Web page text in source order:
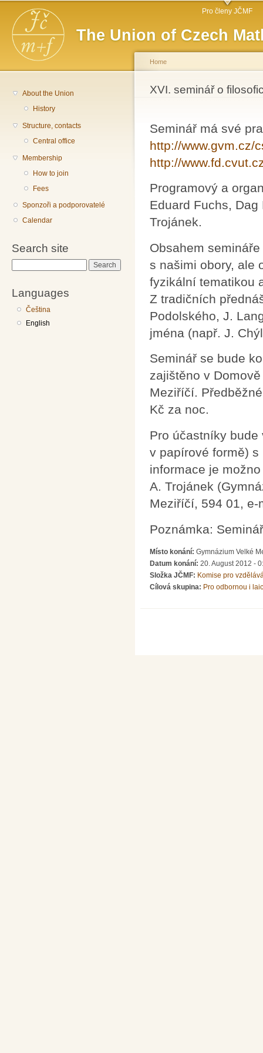
The Union of Czech
Main menu Pro členy JČMF
About the Union
History
Structure, contacts
Central office
Membership
How to join
Fees
Sponzoři a podporovatelé
Calendar
Search site
Languages
Čeština
English
You are here
Home
XVI. seminář o
Seminář má své
http://www.gvm.cz/
http://
Programový a
Eduard Fuchs,
Trojánek.
Obsahem
s našimi obory, ale
fyzikální tematikou
Z tradičních
Podolského, J.
jména (např. J.
Seminář se bude
zajištěno v
Meziříčí.
Kč za noc.
Pro účastníky
v papírové formě)
informace je
A. Trojánek
Meziříčí, 594 01,
Poznámka:
Místo konání: Gymnázium Velké
Datum konání: 20. August 2012 -
Složka JČMF: Komise pro
Cílová skupina: Pro odbornou i